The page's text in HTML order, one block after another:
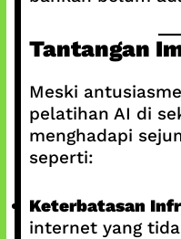
Tantangan
Meski
pelatihan AI di
menghadapi
seperti:
Keterbatasan
internet yang